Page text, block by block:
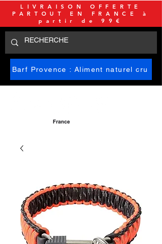
Barf Provence : Aliment naturel cru
LIVRAISON OFFERTE
PARTOUT EN FRANCE à
partir de 99€